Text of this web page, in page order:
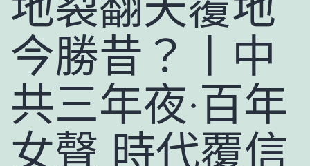
今勝昔？丨中
共三年夜·百年
女聲 時代覆信